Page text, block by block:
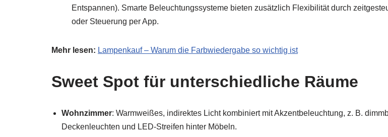
Entspannen). Smarte Beleuchtungssysteme bieten zusätzlich Flexibilität durch
oder Steuerung per App.
Mehr lesen: Lampenkauf – Warum die Farbwiedergabe so wichtig ist
Sweet Spot für unterschiedliche Räume
Wohnzimmer: Warmweißes, indirektes Licht kombiniert mit Akzentbeleuchtung, z. B.
Deckenleuchten und LED-Streifen hinter Möbeln.